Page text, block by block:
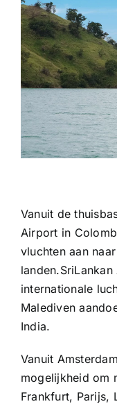
Vanuit de
Airport in
vluchten aan
internationale
Malediven
India.
Vanuit
mogelijkheid om
Frankfurt, Parijs,